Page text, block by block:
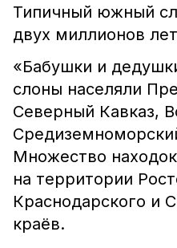
Типичный южный
двух миллионов
«Бабушки и
слоны населяли
Северный Кавказ,
Множество
на территории
Краснодарского и
краёв.